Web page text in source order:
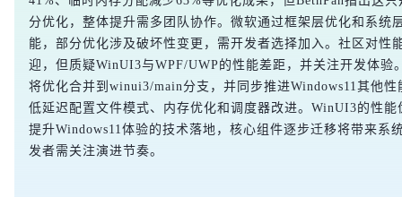
分优化，整体提升需多团队协作。微软通过框架层优化和系统
能，部分优化涉及破坏性变更，需开发者选择加入。社区对性
迎，但质疑WinUI3与WPF/UWP的性能差距，并关注开发体验
将优化合并到winui3/main分支，并同步推进Windows11其他性
低延迟配置文件模式、内存优化和调度器改进。WinUI3的性能
提升Windows11体验的技术落地，核心组件逐步迁移将带来系
发者需关注演进节奏。